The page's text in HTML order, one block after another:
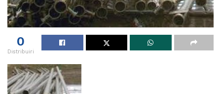
0
Distribuiri